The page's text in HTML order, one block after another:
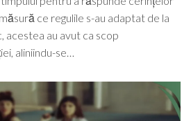
ce regulile s-au adaptat de la
acestea au avut ca scop
aliniindu-se…